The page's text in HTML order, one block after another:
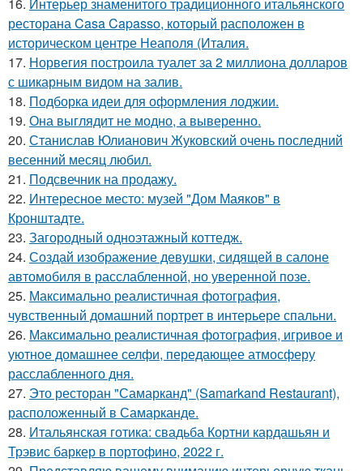
ресторана Casa Capasso, который расположен в
историческом центре Неаполя (Италия.
17. Норвегия построила туалет за 2 миллиона долларов
с шикарным видом на залив.
18. Подборка идеи для оформления лоджии.
19. Она выглядит не модно, а выверенно.
20. Станислав Юлианович Жуковский очень последний
весенний месяц любил.
21. Подсвечник на продажу.
22. Интересное место: музей "Дом Маяков" в
Кронштадте.
23. Загородный одноэтажный коттедж.
24. Создай изображение девушки, сидящей в салоне
автомобиля в расслабленной, но уверенной позе.
25. Максимально реалистичная фотография,
чувственный домашний портрет в интерьере спальни.
26. Максимально реалистичная фотография, игривое и
уютное домашнее селфи, передающее атмосферу
расслабленного дня.
27. Это ресторан "Самарканд" (Samarkand Restaurant),
расположенный в Самарканде.
28. Итальянская готика: свадьба Кортни кардашьян и
Трэвис баркер в портофино, 2022 г.